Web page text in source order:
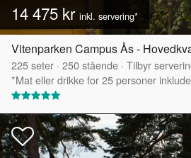
14 475 kr inkl. servering*
Vitenparken Campus Ås -
225seter · 250stående · Tilbyr
*Mat eller drikke for 25 personer